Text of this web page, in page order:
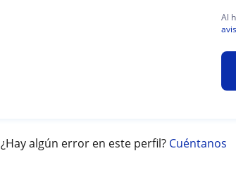
Al
¿Hay algún error en este perfil? Cuéntanos